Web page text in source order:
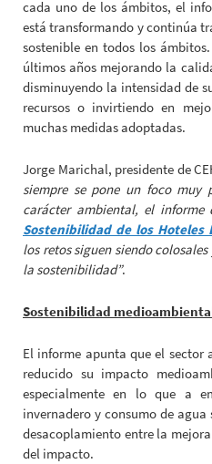
cada uno de los ámbitos, el
está transformando y continúa
sostenible en todos los
últimos años mejorando la
disminuyendo la intensidad de
recursos o invirtiendo en
muchas medidas adoptadas.
Jorge Marichal, presidente de
siempre se pone un foco muy
carácter ambiental, el informe
Sostenibilidad de los Hoteles
los retos siguen siendo
la sostenibilidad”.
Sostenibilidad
El informe apunta que el
reducido su impacto
especialmente en lo que a
invernadero y consumo de
desacoplamiento entre la
del impacto.